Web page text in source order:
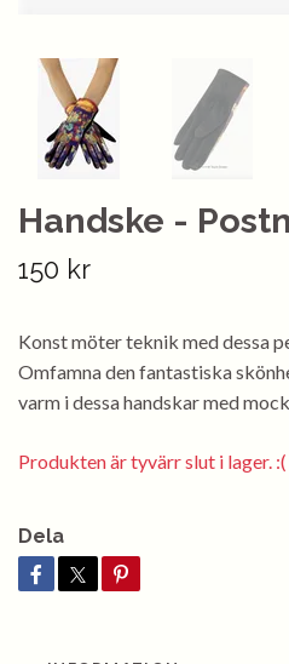
Handske -
150 kr
Konst möter teknik med dessa
Omfamna den fantastiska
varm i dessa handskar med
Produkten är tyvärr slut i lager. :(
Dela